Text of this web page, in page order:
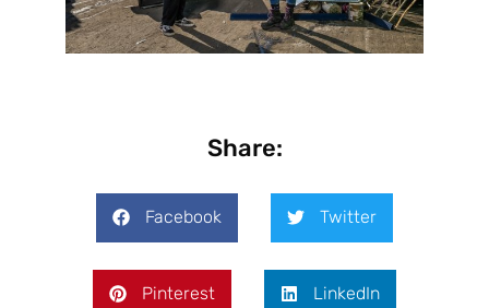
Share:
Facebook Twitter
Pinterest LinkedIn